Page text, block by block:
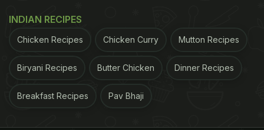
INDIAN RECIPES
Chicken Recipes Chicken Curry Mutton Recipes
Biryani Recipes Butter Chicken Dinner Recipes
Breakfast Recipes Pav Bhaji